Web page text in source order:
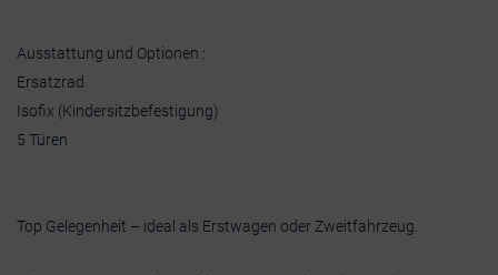
Ausstattung und Optionen :
Ersatzrad
Isofix (Kindersitzbefestigung)
5 Türen
Top Gelegenheit – ideal als Erstwagen oder Zweitfahrzeug.